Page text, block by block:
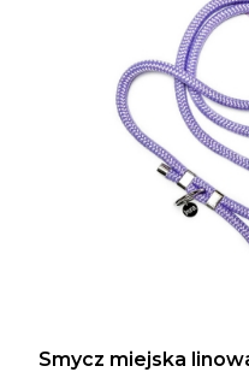
Smycz miejska